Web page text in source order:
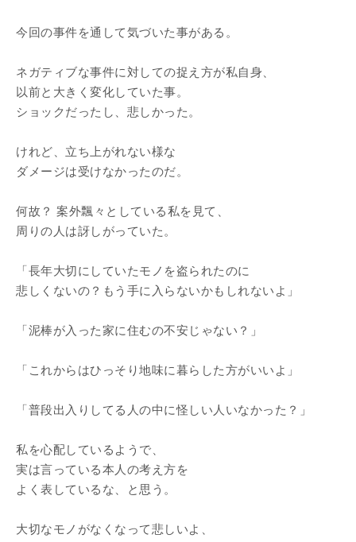
今回の事件を通して気づいた事がある。
ネガティブな事件に対しての捉え方が私自身、
以前と大きく変化していた事。
ショックだったし、悲しかった。
けれど、立ち上がれない様な
ダメージは受けなかったのだ。
何故？ 案外飄々としている私を見て、
周りの人は訝しがっていた。
「長年大切にしていたモノを盗られたのに
悲しくないの？もう手に入らないかもしれないよ」
「泥棒が入った家に住むの不安じゃない？」
「これからはひっそり地味に暮らした方がいいよ」
「普段出入りしてる人の中に怪しい人いなかった？」
私を心配しているようで、
実は言っている本人の考え方を
よく表しているな、と思う。
大切なモノがなくなって悲しいよ、